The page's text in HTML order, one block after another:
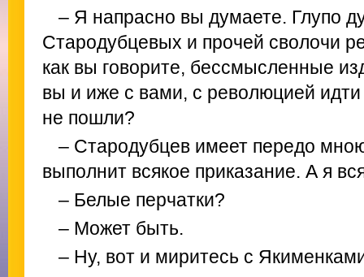
– Я напрасно вы думаете. Глупо
Стародубцевых и прочей сволочи
как вы говорите, бессмысленные
вы и иже с вами, с революцией
не пошли?
– Стародубцев имеет передо
выполнит всякое приказание. А я
– Белые перчатки?
– Может быть.
– Ну, вот и миритесь с